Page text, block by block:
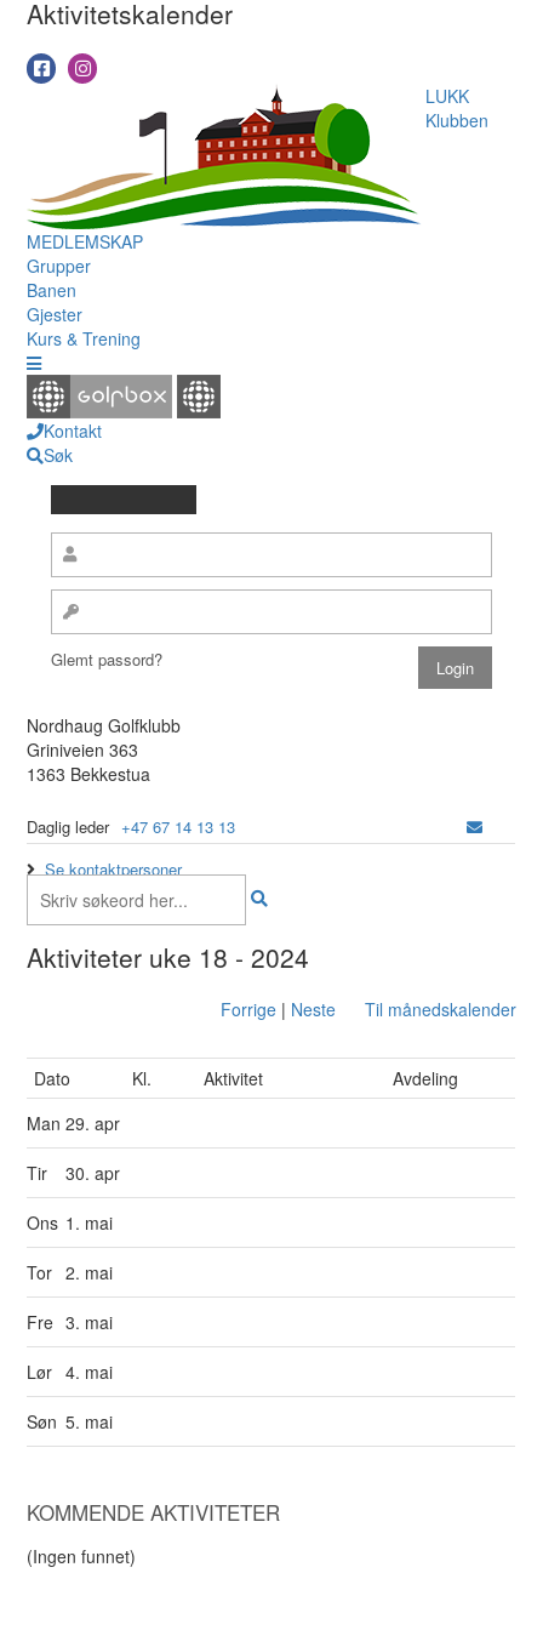
Aktivitetskalender
LUKK
Klubben
MEDLEMSKAP
Grupper
Banen
Gjester
Kurs & Trening
Kontakt
Søk
Glemt passord?
Nordhaug Golfklubb
Griniveien 363
1363 Bekkestua
Daglig leder +47 67 14 13 13
Se kontaktpersoner
Aktiviteter uke 18 - 2024
Forrige| Neste Til månedskalender
Dato Kl. Aktivitet
Avdeling
Man29. apr
Tir 30. apr
Ons 1. mai
Tor 2. mai
Fre 3. mai
Lør 4. mai
Søn 5. mai
KOMMENDE AKTIVITETER
(Ingen funnet)